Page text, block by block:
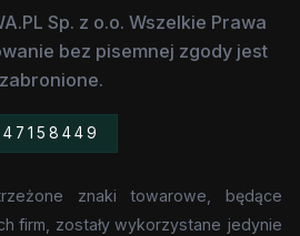
Sp. z o.o. Wszelkie Prawa
bez pisemnej zgody jest
zabronione.
47158449
znaki towarowe, będące
firm, zostały wykorzystane jedynie